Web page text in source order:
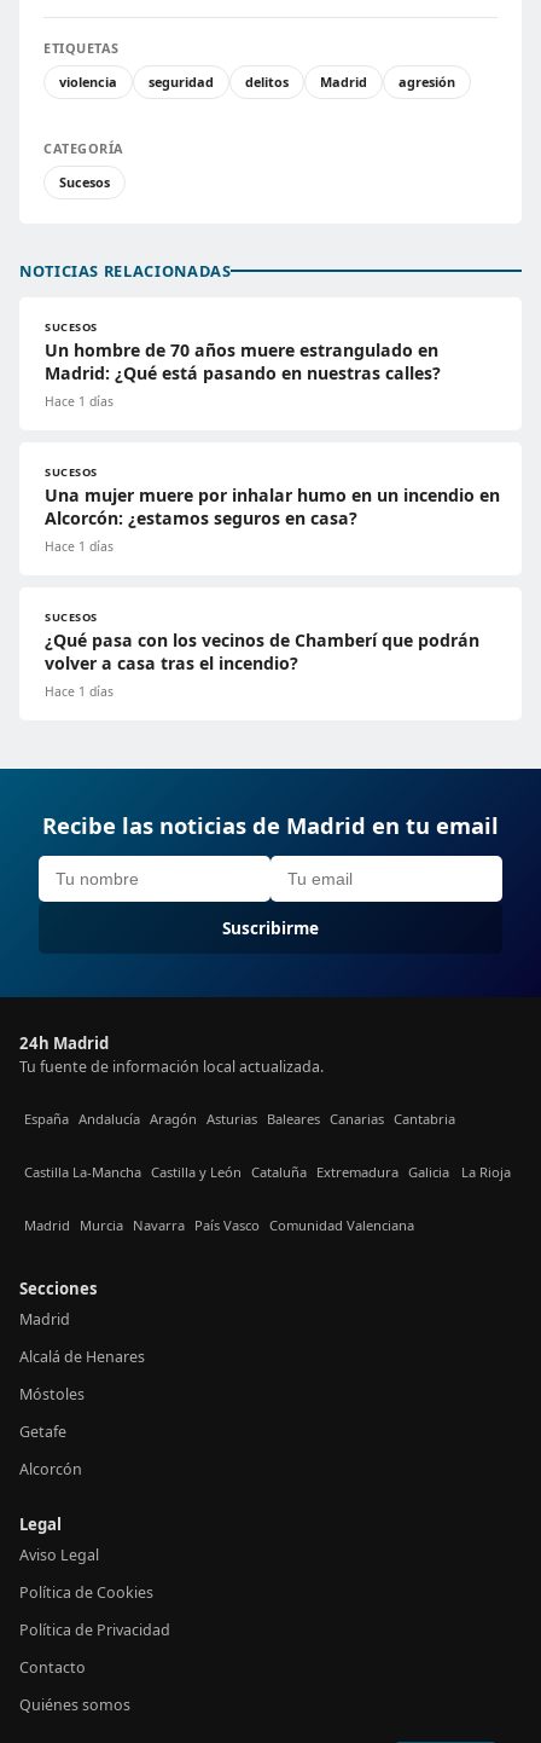
ETIQUETAS
violencia
seguridad delitos Madrid agresión
CATEGORÍA
Sucesos
NOTICIAS RELACIONADAS
SUCESOS
Un hombre de 70 años muere estrangulado en
Madrid: ¿Qué está pasando en nuestras calles?
Hace 1 días
SUCESOS
Una mujer muere por inhalar humo en un incendio en
Alcorcón: ¿estamos seguros en casa?
Hace 1 días
SUCESOS
¿Qué pasa con los vecinos de Chamberí que podrán
volver a casa tras el incendio?
Hace 1 días
Recibe las noticias de Madrid en tu email
Suscribirme
24h Madrid
Tu fuente de información local actualizada.
España Andalucía Aragón Asturias Baleares Canarias Cantabria
Castilla La-Mancha Castilla y León Cataluña Extremadura Galicia La Rioja
Madrid Murcia Navarra País Vasco Comunidad Valenciana
Secciones
Madrid
Alcalá de Henares
Móstoles
Getafe
Alcorcón
Legal
Aviso Legal
Política de Cookies
Política de Privacidad
Contacto
Quiénes somos